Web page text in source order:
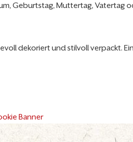
Geburtstag, Muttertag, Vatertag
dekoriert und stilvoll verpackt.
Banner